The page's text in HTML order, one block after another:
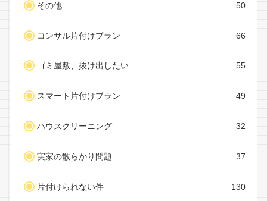
その他 50
コンサル片付けプラン 66
ゴミ屋敷、抜け出したい 55
スマート片付けプラン 49
ハウスクリーニング 32
実家の散らかり問題 37
片付けられない件 130